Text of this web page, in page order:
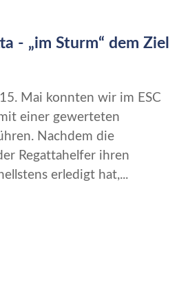
- „im Sturm“ dem Ziel
Mai konnten wir im ESC
einer gewerteten
Nachdem die
Regattahelfer ihren
erledigt hat,...